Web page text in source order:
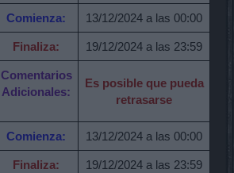
Comienza: 13/12/2024 a las 00:00
Finaliza: 19/12/2024 a las 23:59
Comentarios
Adicionales:
Es posible que pueda
retrasarse
Comienza: 13/12/2024 a las 00:00
Finaliza: 19/12/2024 a las 23:59